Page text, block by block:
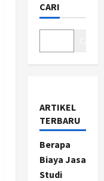
CARI
ARTIKEL
TERBARU
Berapa
Biaya Jasa
Studi